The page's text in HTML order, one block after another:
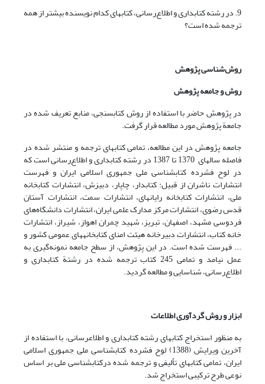
9. در رشته کتابداری و اطلاع‌رسانی، کتابهای کدام نویسنده بیشتر از همه
ترجمه شده است؟
روش‌شناسی پژوهش
روش و جامعه پژوهش
در پژوهش حاضر با استفاده از روش کتابسنجی، منابع تعریف شده در
جامعة پژوهش مورد مطالعه قرار گرفت.
جامعه پژوهش در این مطالعه، تمامی کتابهای ترجمه و منتشر شده در
فاصله سالهای 1370 تا 1387 در رشته کتابداری و اطلاع‌رسانی است که
در لوح فشرده کتابشناسی ملی جمهوری اسلامی ایران و فهرست
انتشارات ناشران از قبیل: کتابدار، چاپار، دبیزش، انتشارات کتابخانه
ملی، انتشارات کتابخانه رایانه­ای، انتشارات سمت، انتشارات آستان
قدس رضوی، انتشارات مرکز مدارک علمی ایران، انتشارات دانشگاه‌های
فردوسی مشهد، اصفهان، تبریز، شهید چمران اهواز، شیراز، انتشارات
خانه کتاب، انتشارات دبیرخانه هیئت امنای کتابخانه­های عمومی کشور و
... فهرست شده است. در این پژوهش، از سطح جامعه نمونه‌گیری به
عمل نیامد و تمامی 245 کتاب ترجمه شده در رشتة کتابداری و
اطلاع‌رسانی، شناسایی و مطالعه گردید.
ابزار و روش گردآوری اطلاعات
به منظور استخراج کتابهای رشته کتابداری و اطلاع­رسانی، با استفاده از
آخرین ویرایش (1388) لوح فشرده کتابشناسی ملی جمهوری اسلامی
ایران، تمامی کتابهای تألیفی و ترجمه شده درکتابشناسی ملی بر اساس
نوعی طرح ترکیبی استخراج شد.